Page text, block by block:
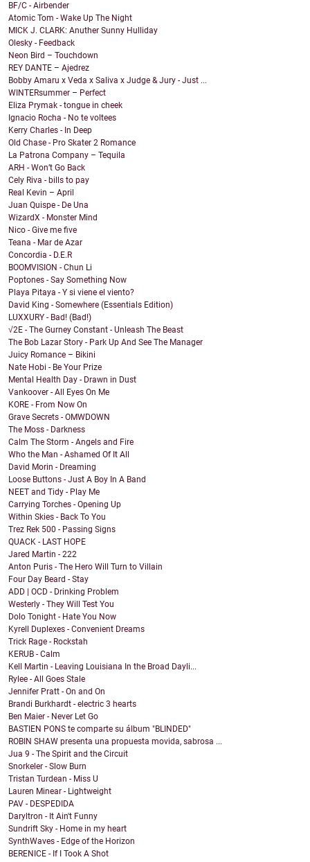
BF/C - Airbender
Atomic Tom - Wake Up The Night
MICK J. CLARK: Anuther Sunny Hulliday
Olesky - Feedback
Neon Bird – Touchdown
REY DANTE – Ajedrez
Bobby Amaru x Veda x Saliva x Judge & Jury - Just ...
WINTERsummer – Perfect
Eliza Prymak - tongue in cheek
Ignacio Rocha - No te voltees
Kerry Charles - In Deep
Old Chase - Pro Skater 2 Romance
La Patrona Company – Tequila
ARH - Won’t Go Back
Cely Riva - bills to pay
Real Kevin – April
Juan Quispe - De Una
WizardX - Monster Mind
Nico - Give me five
Teana - Mar de Azar
Concordia - D.E.R
BOOMVISION - Chun Li
Poptones - Say Something Now
Playa Pitaya - Y si viene el viento?
David King - Somewhere (Essentials Edition)
LUXXURY - Bad! (Bad!)
√2E - The Gurney Constant - Unleash The Beast
The Bob Lazar Story - Park Up And See The Manager
Juicy Romance – Bikini
Nate Hobi - Be Your Prize
Mental Health Day - Drawn in Dust
Vankoover - All Eyes On Me
KORE - From Now On
Grave Secrets - OMWDOWN
The Moss - Darkness
Calm The Storm - Angels and Fire
Who the Man - Ashamed Of It All
David Morin - Dreaming
Loose Buttons - Just A Boy In A Band
NEET and Tidy - Play Me
Carrying Torches - Opening Up
Within Skies - Back To You
Trez Rek 500 - Passing Signs
QUACK - LAST HOPE
Jared Martin - 222
Anton Puris - The Hero Will Turn to Villain
Four Day Beard - Stay
ADD | OCD - Drinking Problem
Westerly - They Will Test You
Dolo Tonight - Hate You Now
Kyrell Duplexes - Convenient Dreams
Trick Rage - Rockstah
KERUB - Calm
Kell Martin - Leaving Louisiana In the Broad Dayli...
Rylee - All Goes Stale
Jennifer Pratt - On and On
Brandi Burkhardt - electric 3 hearts
Ben Maier - Never Let Go
BASTIEN PONS te comparte su álbum "BLINDED"
ROBIN SHAW presenta una propuesta movida, sabrosa ...
Jua 9 - The Spirit and the Circuit
Snorkeler - Slow Burn
Tristan Turdean - Miss U
Lauren Minear - Lightweight
PAV - DESPEDIDA
Daryltron - It Ain't Funny
Sundrift Sky - Home in my heart
SynthWaves - Edge of the Horizon
BERENICE - If I Took A Shot